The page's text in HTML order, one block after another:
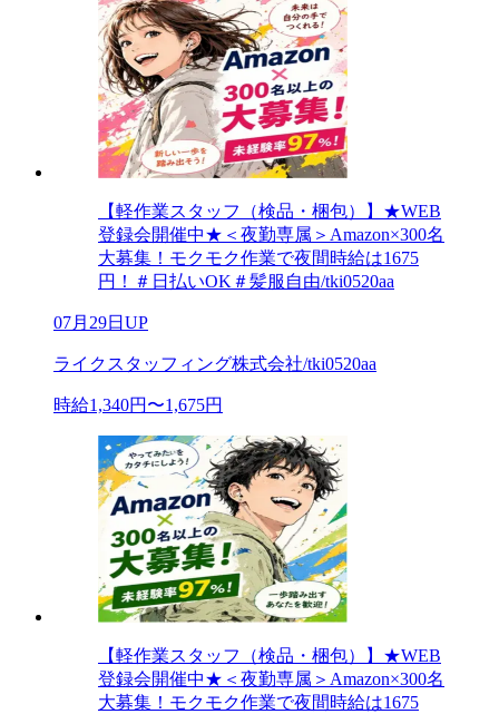
【軽作業スタッフ（検品・梱包）】★WEB
登録会開催中★＜夜勤専属＞Amazon×300名
大募集！モクモク作業で夜間時給は1675
円！＃日払いOK＃髪服自由/tki0520aa
07月29日UP
ライクスタッフィング株式会社/tki0520aa
時給1,340円〜1,675円
【軽作業スタッフ（検品・梱包）】★WEB
登録会開催中★＜夜勤専属＞Amazon×300名
大募集！モクモク作業で夜間時給は1675